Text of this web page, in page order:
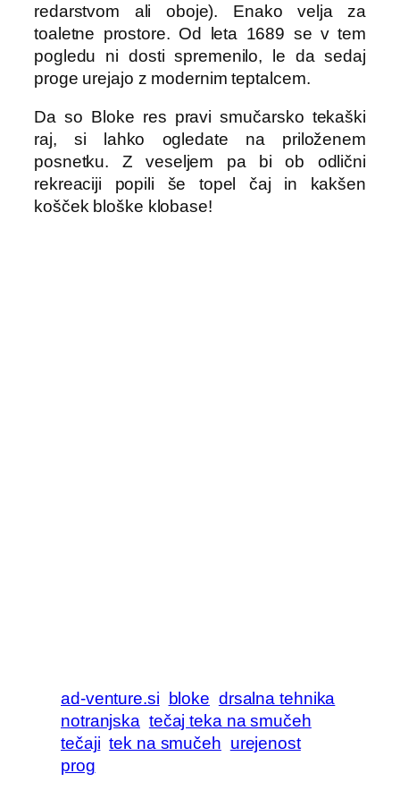
redarstvom ali oboje). Enako velja za
toaletne prostore. Od leta 1689 se v tem
pogledu ni dosti spremenilo, le da sedaj
proge urejajo z modernim teptalcem.
Da so Bloke res pravi smučarsko tekaški
raj, si lahko ogledate na priloženem
posnetku. Z veseljem pa bi ob odlični
rekreaciji popili še topel čaj in kakšen
košček bloške klobase!
ad-venture.si bloke drsalna tehnika
notranjska tečaj teka na smučeh
tečaji tek na smučeh urejenost
prog